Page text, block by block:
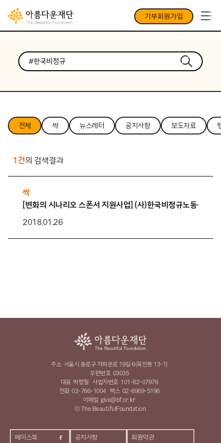
기부회원가입
전체 싹 뉴스레터 공지사항 보도자료
1건의 검색결과
싹
[변화의 시나리오 스폰서 지원사업] (사)한국비정규노동센터
2018.01.26
페이스북 공지사항 회원약관
주소 서울시 종로구 자하문로 19길 6(옥인동 13-1)
우편번호 03035
대표 박형철 사업자번호 101-82-07976
전화 02-766-1004 팩스 02-6969-5196
이메일 give@bf.or.kr
ⓒ The BeautifulFoundation.